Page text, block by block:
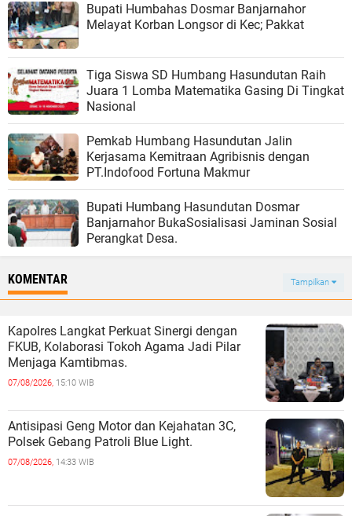
Bupati Humbahas Dosmar Banjarnahor
Melayat Korban Longsor di Kec; Pakkat
Tiga Siswa SD Humbang Hasundutan Raih
Juara 1 Lomba Matematika Gasing Di Tingkat
Nasional
Pemkab Humbang Hasundutan Jalin
Kerjasama Kemitraan Agribisnis dengan
PT.Indofood Fortuna Makmur
Bupati Humbang Hasundutan Dosmar
Banjarnahor BukaSosialisasi Jaminan Sosial
Perangkat Desa.
KOMENTAR Tampilkan
Kapolres Langkat Perkuat Sinergi dengan
FKUB, Kolaborasi Tokoh Agama Jadi Pilar
Menjaga Kamtibmas.
07/08/2026, 15:10 WIB
Antisipasi Geng Motor dan Kejahatan 3C,
Polsek Gebang Patroli Blue Light.
07/08/2026, 14:33 WIB